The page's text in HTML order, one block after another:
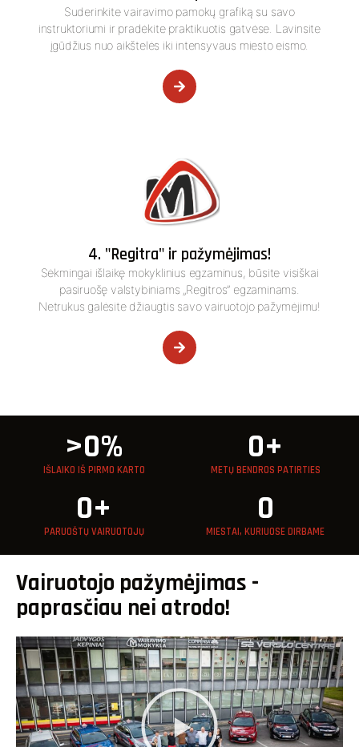
Suderinkite vairavimo pamokų grafiką su savo
instruktoriumi ir pradėkite praktikuotis gatvėse. Lavinsite
įgūdžius nuo aikštelės iki intensyvaus miesto eismo.
4. "Regitra" ir pažymėjimas!
Sėkmingai išlaikę mokyklinius egzaminus, būsite visiškai
pasiruošę valstybiniams „Regitros” egzaminams.
Netrukus galėsite džiaugtis savo vairuotojo pažymėjimu!
IŠLAIKO IŠ PIRMO KARTO
>0%
METŲ BENDROS PATIRTIES
0+
PARUOŠTŲ VAIRUOTOJŲ
0+
MIESTAI, KURIUOSE DIRBAME
0
Vairuotojo pažymėjimas -
paprasčiau nei atrodo!